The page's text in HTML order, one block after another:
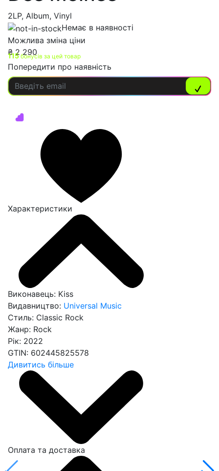
2LP, Album, Vinyl
Немає в наявності
Можлива зміна ціни
₴2 290
115бонусів за цей товар
Попередити про наявність
Характеристики
Виконавець: Kiss
Видавництво: Universal Music
Стиль: Classic Rock
Жанр: Rock
Рік: 2022
GTIN: 602445825578
Дивитись більше
Оплата та доставка